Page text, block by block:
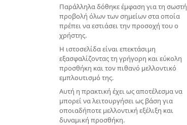
Παράλληλα δόθηκε έμφαση για τη σωστή
προβολή όλων των σημείων στα οποία
πρέπει να εστιάσει την προσοχή του ο
χρήστης.
Η ιστοσελίδα είναι επεκτάσιμη
εξασφαλίζοντας τη γρήγορη και εύκολη
προσθήκη και τον πιθανό μελλοντικό
εμπλουτισμό της.
Αυτή η πρακτική έχει ως αποτέλεσμα να
μπορεί να λειτουργήσει ως βάση για
οποιαδήποτε μελλοντική εξέλιξη και
δυναμική προσθήκη.